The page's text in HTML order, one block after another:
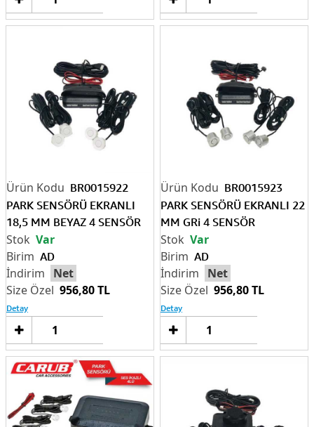
BR0015922
PARK SENSÖRÜ EKRANLI
18,5 MM BEYAZ 4 SENSÖR
AD
Net
956,80 TL
Var
Detay
Sepete
BR0015923
PARK SENSÖRÜ EKRANLI 22
MM GRi 4 SENSÖR
AD
Net
956,80 TL
Var
Detay